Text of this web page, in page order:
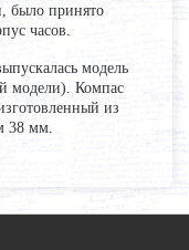
было принято
часов.
модель
модели). Компас
из
38 мм.